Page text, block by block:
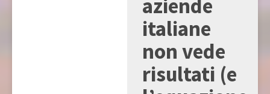
aziende
italiane
non vede
risultati (e